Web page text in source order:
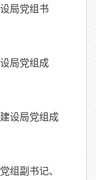
局党组书
局党组成
设局党组成
组副书记、